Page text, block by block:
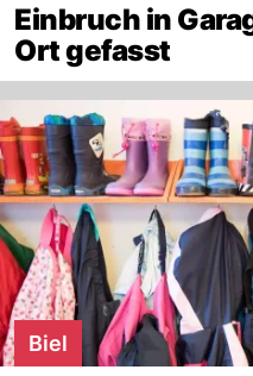
Einbruch in
Ort gefasst
Biel